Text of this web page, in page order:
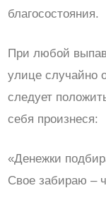
благосостояния.
При любой
улице случайно
следует
себя произнеся:
«Денежки
Свое забираю –